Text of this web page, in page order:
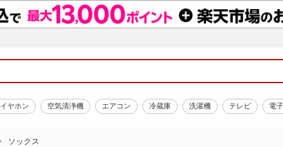
イヤホン 空気清浄機 エアコン 冷蔵庫 洗濯機 テレビ 電
ソックス